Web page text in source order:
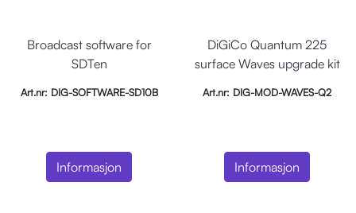
Broadcast software for
SDTen
Art.nr: DIG-SOFTWARE-SD10B
Informasjon
DiGiCo Quantum 225
surface Waves upgrade kit
Art.nr: DIG-MOD-WAVES-Q2
Informasjon